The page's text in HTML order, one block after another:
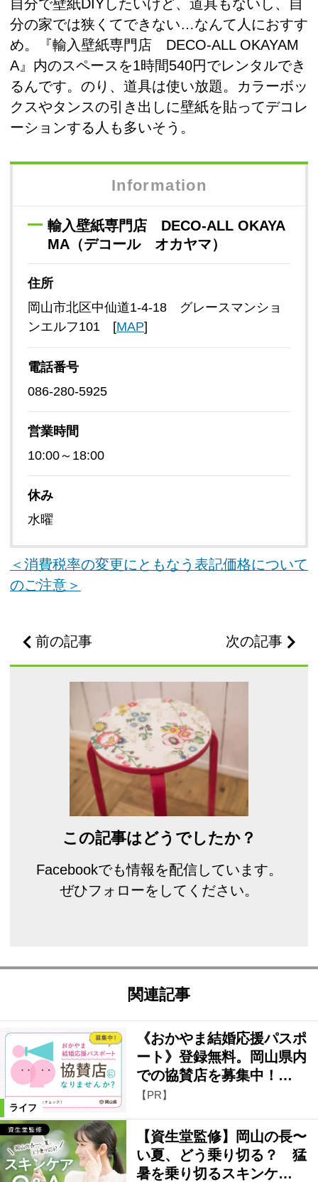
自分で壁紙DIYしたいけど、道具もないし、自
分の家では狭くてできない…なんて人におすす
め。『輸入壁紙専門店 DECO-ALL OKAYAM
A』内のスペースを1時間540円でレンタルでき
るんです。のり、道具は使い放題。カラーボッ
クスやタンスの引き出しに壁紙を貼ってデコレ
ーションする人も多いそう。
Information
輸入壁紙専門店 DECO-ALL OKAYA
MA（デコール オカヤマ）
住所
岡山市北区中仙道1-4-18 グレースマンショ
ンエルフ101 [MAP]
電話番号
086-280-5925
営業時間
10:00～18:00
休み
水曜
＜消費税率の変更にともなう表記価格について
のご注意＞
前の記事 次の記事
この記事はどうでしたか？
Facebookでも情報を配信しています。
ぜひフォローをしてください。
関連記事
ライフ
《おかやま結婚応援パスポ
ート》登録無料。岡山県内
での協賛店を募集中！…
【PR】
【資生堂監修】岡山の長〜
い夏、どう乗り切る？ 猛
暑を乗り切るスキンケ…